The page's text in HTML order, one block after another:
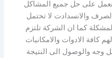
على حل جميع المشاكل
والانسدادت لا تحتمل
كما ان الشركة تلتزم
كافة الادوات والامكانيات
وجه والوصول الى النتيجة